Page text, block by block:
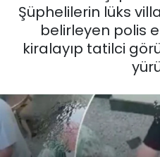
Şüphelilerin lüks
belirleyen polis
kiralayıp tatilci
MAGAZİN
SAĞLIK
11:11 MANŞET
Haber Arşivi